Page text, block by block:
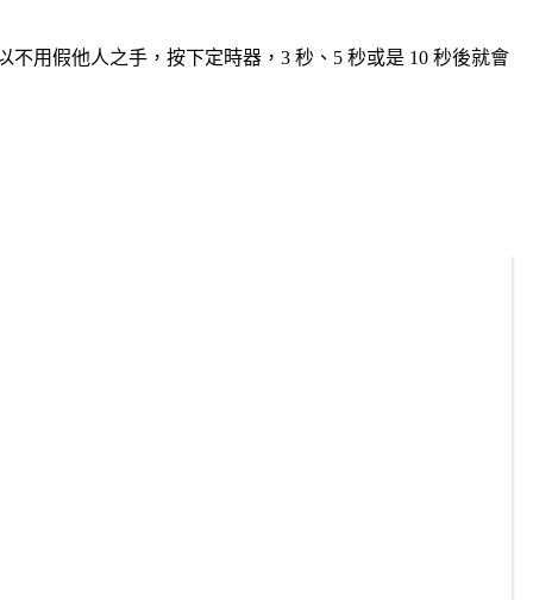
用假他人之手，按下定時器，3 秒、5 秒或是 10 秒後就會